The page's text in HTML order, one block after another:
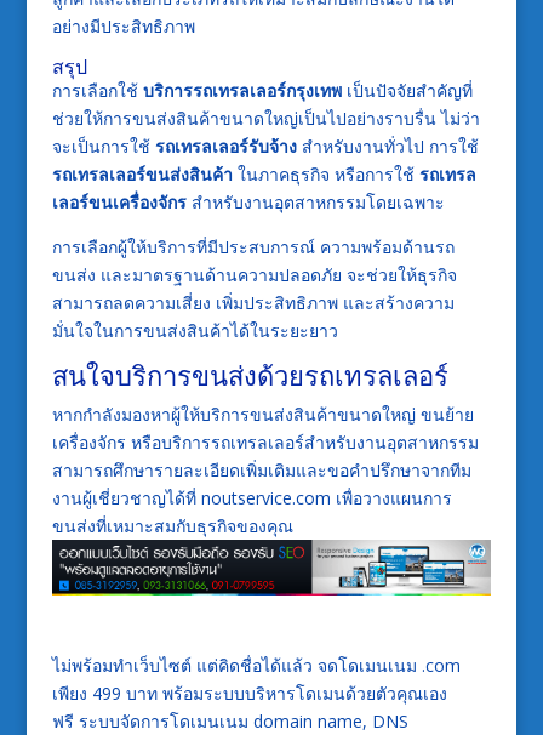
อย่างมีประสิทธิภาพ
สรุป
การเลือกใช้ บริการรถเทรลเลอร์กรุงเทพเป็นปัจจัยสำคัญที่
ช่วยให้การขนส่งสินค้าขนาดใหญ่เป็นไปอย่างราบรื่น ไม่ว่า
จะเป็นการใช้ รถเทรลเลอร์รับจ้างสำหรับงานทั่วไป การใช้
รถเทรลเลอร์ขนส่งสินค้า ในภาคธุรกิจ หรือการใช้ รถเทรล
เลอร์ขนเครื่องจักรสำหรับงานอุตสาหกรรมโดยเฉพาะ
การเลือกผู้ให้บริการที่มีประสบการณ์ ความพร้อมด้านรถ
ขนส่ง และมาตรฐานด้านความปลอดภัย จะช่วยให้ธุรกิจ
สามารถลดความเสี่ยง เพิ่มประสิทธิภาพ และสร้างความ
มั่นใจในการขนส่งสินค้าได้ในระยะยาว
สนใจบริการขนส่งด้วยรถเทรลเลอร์
หากกำลังมองหาผู้ให้บริการขนส่งสินค้าขนาดใหญ่ ขนย้าย
เครื่องจักร หรือบริการรถเทรลเลอร์สำหรับงานอุตสาหกรรม
สามารถศึกษารายละเอียดเพิ่มเติมและขอคำปรึกษาจากทีม
งานผู้เชี่ยวชาญได้ที่ noutservice.com เพื่อวางแผนการ
ขนส่งที่เหมาะสมกับธุรกิจของคุณ
ไม่พร้อมทำเว็บไซต์ แต่คิดชื่อได้แล้ว จดโดเมนเนม .com
เพียง 499 บาท พร้อมระบบบริหารโดเมนด้วยตัวคุณเอง
ฟรี ระบบจัดการโดเมนเนม domain name, DNS